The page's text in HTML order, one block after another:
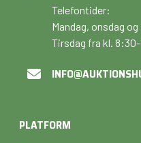
Telefontider:
Mandag, onsdag
Tirsdag fra kl.
PLATFORM